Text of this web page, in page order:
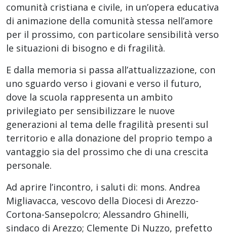
comunità cristiana e civile, in un’opera educativa
di animazione della comunità stessa nell’amore
per il prossimo, con particolare sensibilità verso
le situazioni di bisogno e di fragilità.
E dalla memoria si passa all’attualizzazione, con
uno sguardo verso i giovani e verso il futuro,
dove la scuola rappresenta un ambito
privilegiato per sensibilizzare le nuove
generazioni al tema delle fragilità presenti sul
territorio e alla donazione del proprio tempo a
vantaggio sia del prossimo che di una crescita
personale.
Ad aprire l’incontro, i saluti di: mons. Andrea
Migliavacca, vescovo della Diocesi di Arezzo-
Cortona-Sansepolcro; Alessandro Ghinelli,
sindaco di Arezzo; Clemente Di Nuzzo, prefetto